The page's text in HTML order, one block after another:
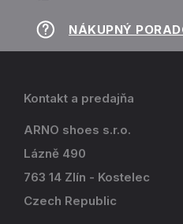
NÁKUPNÝ
Kontakt a predajňa
ARNO shoes s.r.o.
Lázně 490
763 14 Zlín - Kostelec
Czech Republic